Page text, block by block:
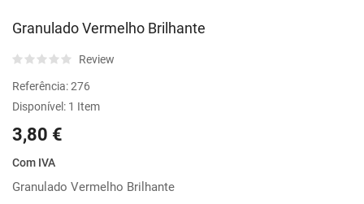
Granulado Vermelho Brilhante
Review
Referência:276
Disponível: 1 Item
3,80 €
Com IVA
Granulado Vermelho Brilhante